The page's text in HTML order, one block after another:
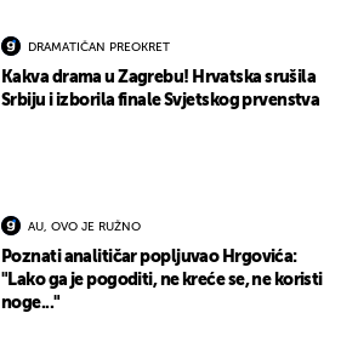
DRAMATIČAN PREOKRET
Kakva drama u Zagrebu! Hrvatska srušila
Srbiju i izborila finale Svjetskog prvenstva
AU, OVO JE RUŽNO
Poznati analitičar popljuvao Hrgovića:
"Lako ga je pogoditi, ne kreće se, ne koristi
noge..."